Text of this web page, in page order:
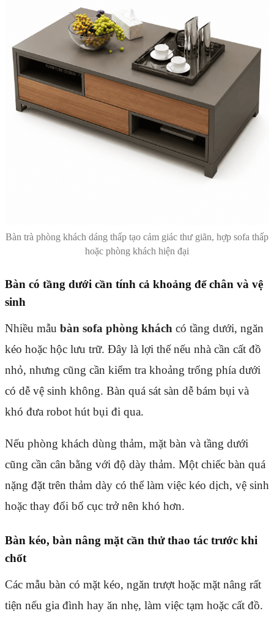
Bàn trà phòng khách dáng thấp tạo cảm giác thư giãn, hợp sofa thấp
hoặc phòng khách hiện đại
Bàn có tầng dưới cần tính cả khoảng để chân và vệ
sinh
Nhiều mẫu bàn sofa phòng khách có tầng dưới, ngăn
kéo hoặc hộc lưu trữ. Đây là lợi thế nếu nhà cần cất đồ
nhỏ, nhưng cũng cần kiểm tra khoảng trống phía dưới
có dễ vệ sinh không. Bàn quá sát sàn dễ bám bụi và
khó đưa robot hút bụi đi qua.
Nếu phòng khách dùng thảm, mặt bàn và tầng dưới
cũng cần cân bằng với độ dày thảm. Một chiếc bàn quá
nặng đặt trên thảm dày có thể làm việc kéo dịch, vệ sinh
hoặc thay đổi bố cục trở nên khó hơn.
Bàn kéo, bàn nâng mặt cần thử thao tác trước khi
chốt
Các mẫu bàn có mặt kéo, ngăn trượt hoặc mặt nâng rất
tiện nếu gia đình hay ăn nhẹ, làm việc tạm hoặc cất đồ.